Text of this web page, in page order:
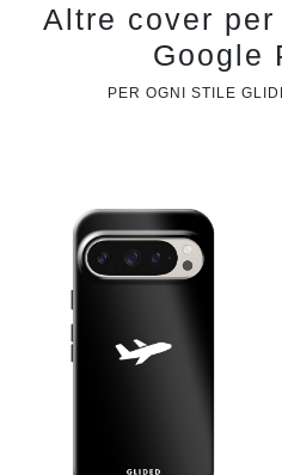
Altre cover
Google
PER OGNI STILE